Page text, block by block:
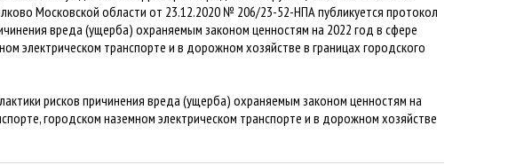
Московской области от 23.12.2020 № 206/23-52-НПА публикуется протокол
вреда (ущерба) охраняемым законом ценностям на 2022 год в сфере
электрическом транспорте и в дорожном хозяйстве в границах городского
рисков причинения вреда (ущерба) охраняемым законом ценностям на
городском наземном электрическом транспорте и в дорожном хозяйстве